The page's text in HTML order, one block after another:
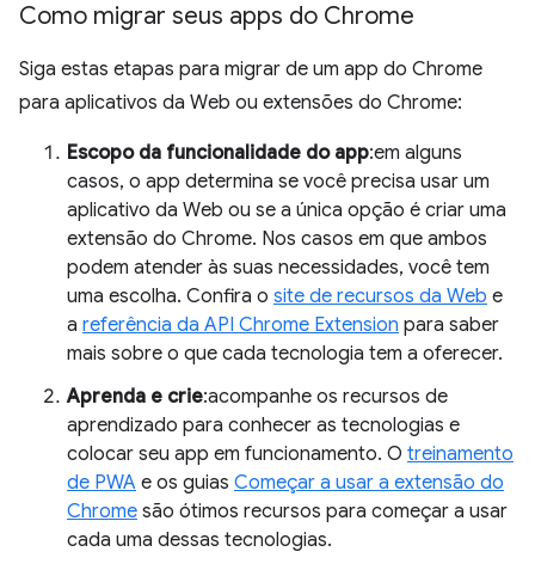
Como migrar seus apps do Chrome
Siga estas etapas para migrar de um app do Chrome
para aplicativos da Web ou extensões do Chrome:
Escopo da funcionalidade do app:em alguns
casos, o app determina se você precisa usar um
aplicativo da Web ou se a única opção é criar uma
extensão do Chrome. Nos casos em que ambos
podem atender às suas necessidades, você tem
uma escolha. Confira o site de recursos da Web e
a referência da API Chrome Extension para saber
mais sobre o que cada tecnologia tem a oferecer.
Aprenda e crie:acompanhe os recursos de
aprendizado para conhecer as tecnologias e
colocar seu app em funcionamento. O treinamento
de PWA e os guias Começar a usar a extensão do
Chrome são ótimos recursos para começar a usar
cada uma dessas tecnologias.